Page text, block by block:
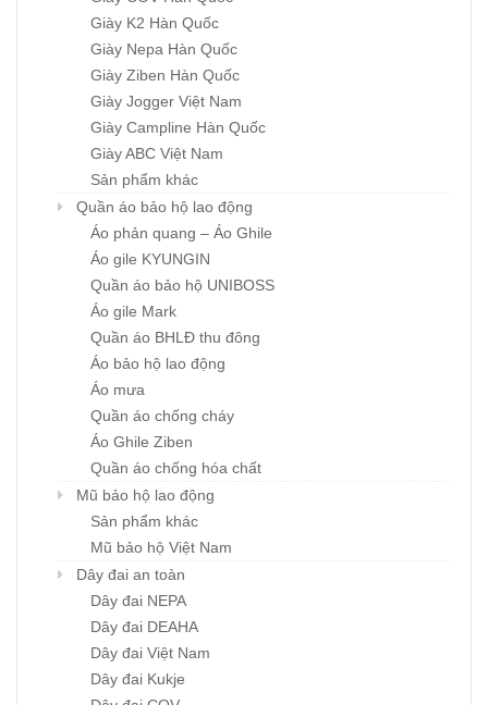
Giày K2 Hàn Quốc
Giày Nepa Hàn Quốc
Giày Ziben Hàn Quốc
Giày Jogger Việt Nam
Giày Campline Hàn Quốc
Giày ABC Việt Nam
Sản phẩm khác
Quần áo bảo hộ lao động
Áo phản quang – Áo Ghile
Áo gile KYUNGIN
Quần áo bảo hộ UNIBOSS
Áo gile Mark
Quần áo BHLĐ thu đông
Áo bảo hộ lao động
Áo mưa
Quần áo chống cháy
Áo Ghile Ziben
Quần áo chống hóa chất
Mũ bảo hộ lao động
Sản phẩm khác
Mũ bảo hộ Việt Nam
Dây đai an toàn
Dây đai NEPA
Dây đai DEAHA
Dây đai Việt Nam
Dây đai Kukje